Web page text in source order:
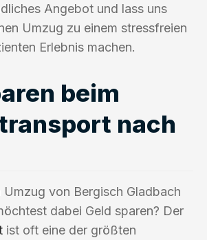
Angebot und lass uns
Umzug zu einem stressfreien
Erlebnis machen.
beim
nach
Umzug von Bergisch Gladbach
dabei Geld sparen? Der
ist oft eine der größten